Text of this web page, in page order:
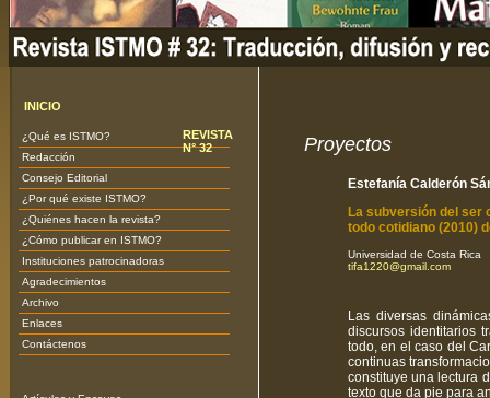
INICIO
¿Qué es ISTMO?
Redacción
Consejo Editorial
¿Por qué existe ISTMO?
¿Quiénes hacen la revista?
¿Cómo publicar en ISTMO?
Instituciones patrocinadoras
Agradecimientos
Archivo
Enlaces
Contáctenos
REVISTA
N° 32
Proyectos
Estefanía Calderón
La subversión del ser
todo cotidiano (2010)
Universidad de Costa Rica
tifa1220@gmail.com
Las diversas
discursos identitarios
todo, en el caso del
continuas
constituye una lectura
texto que da pie para